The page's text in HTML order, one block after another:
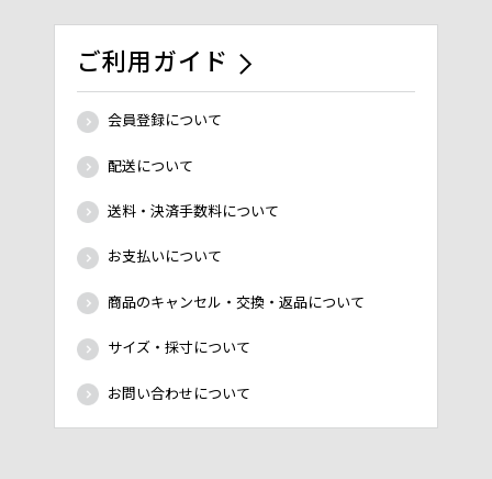
ご利用ガイド
会員登録について
配送について
送料・決済手数料について
お支払いについて
商品のキャンセル・交換・返品について
サイズ・採寸について
お問い合わせについて